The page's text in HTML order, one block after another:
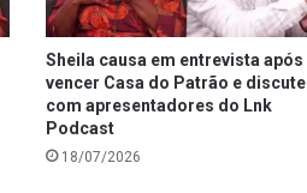
Sheila causa em entrevista após
vencer Casa do Patrão e discute
com apresentadores do Lnk
Podcast
18/07/2026